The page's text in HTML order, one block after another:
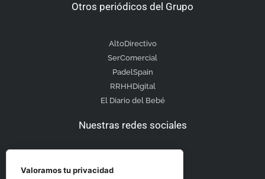
Otros periódicos del Grupo
AltoDirectivo
SerComercial
PadelSpain
RRHHDigital
El Diario del Bebé
Nuestras redes sociales
Valoramos tu privacidad